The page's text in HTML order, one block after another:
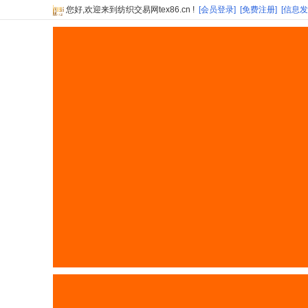
您好,欢迎来到纺织交易网tex86.cn ! [会员登录] [免费注册] [信息